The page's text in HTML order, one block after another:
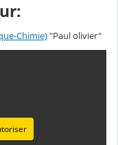
Chimie)"Paul olivier"